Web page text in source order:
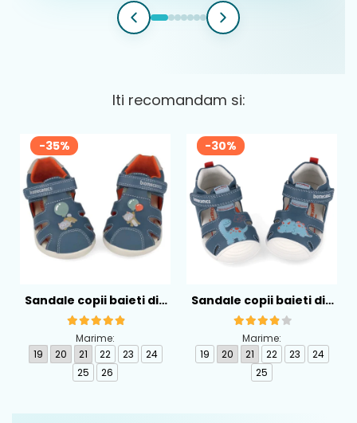
Iti recomandam si:
-35%
Sandale copii baieti din
piele Biomecanics,
Albastru - 262167-A556
Marime:
19
20 21 22 23
24
25
26
-30%
Sandale copii baieti din
piele Biomecanics,
Albastru - 262126-A556
Marime:
19
20 21 22 23
24
25